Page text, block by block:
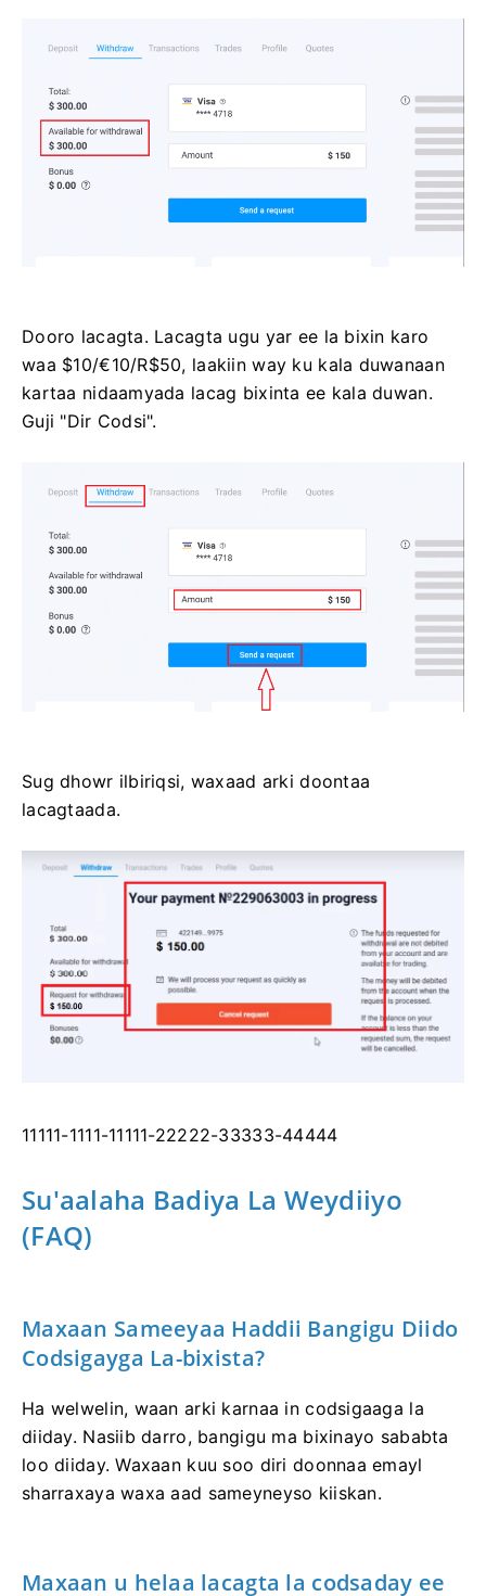
Dooro lacagta. Lacagta ugu yar ee la bixin karo
waa $10/€10/R$50, laakiin way ku kala duwanaan
kartaa nidaamyada lacag bixinta ee kala duwan.
Guji "Dir Codsi".
Sug dhowr ilbiriqsi, waxaad arki doontaa
lacagtaada.
11111-1111-11111-22222-33333-44444
Su'aalaha Badiya La Weydiiyo
(FAQ)
Maxaan Sameeyaa Haddii Bangigu Diido
Codsigayga La-bixista?
Ha welwelin, waan arki karnaa in codsigaaga la
diiday. Nasiib darro, bangigu ma bixinayo sababta
loo diiday. Waxaan kuu soo diri doonnaa emayl
sharraxaya waxa aad sameyneyso kiiskan.
Maxaan u helaa lacagta la codsaday ee